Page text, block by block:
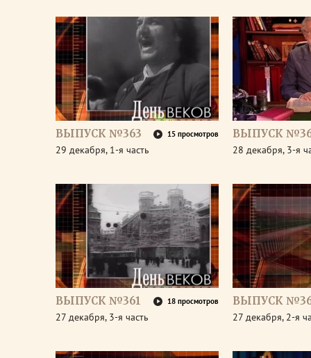
ВЫПУСК №363 15 просмотров
29 декабря, 1-я часть
ВЫПУСК
28 декабря, 3-я
ВЫПУСК №361 18 просмотров
27 декабря, 3-я часть
ВЫПУСК
27 декабря, 2-я